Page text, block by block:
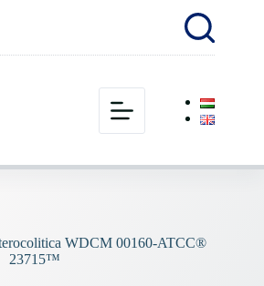
WDCM 00160-ATCC®
23715™